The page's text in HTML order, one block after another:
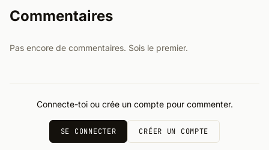
Commentaires
Pas encore de commentaires. Sois le premier.
Connecte-toi ou crée un compte pour commenter.
SE CONNECTER CRÉER UN COMPTE